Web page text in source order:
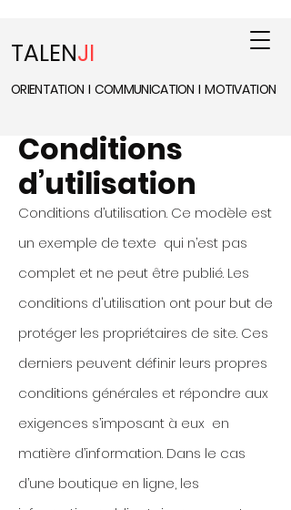
TALENJI
ORIENTATION I COMMUNICATION IMOTIVATION
Conditions
d’utilisation
Conditions d’utilisation. Ce modèle est
un exemple de texte qui n’est pas
complet et ne peut être publié. Les
conditions d'utilisation ont pour but de
protéger les propriétaires de site. Ces
derniers peuvent définir leurs propres
conditions générales et répondre aux
exigences s’imposant à eux en
matière d’information. Dans le cas
d’une boutique en ligne, les